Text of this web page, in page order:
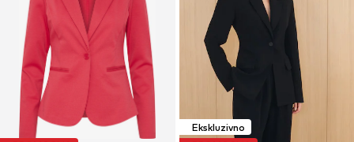
Ekskluzivno